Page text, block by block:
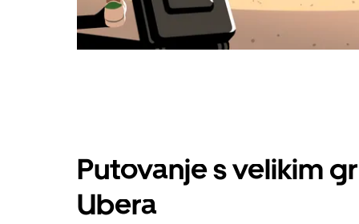
Putovanje s velikim
Ubera